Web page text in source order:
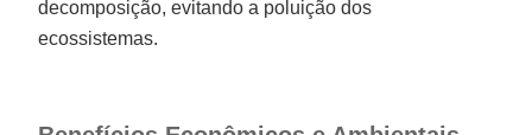
decomposição, evitando a poluição dos
ecossistemas.